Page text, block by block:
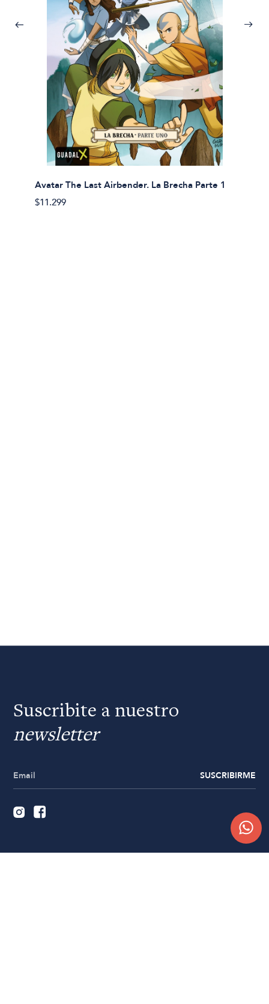
Avatar The Last Airbender. La Brecha Parte 1
$11.299
Suscribite a nuestro
newsletter
SUSCRIBIRME